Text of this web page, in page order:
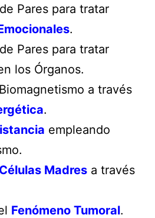
Pares para tratar
.
Pares para tratar
los Órganos.
a través
.
empleando
Células Madres a través
Fenómeno Tumoral.